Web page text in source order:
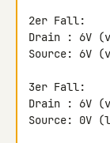
2er Fall:
Drain : 6V
Source: 6V
3er Fall:
Drain : 6V
Source: 0V